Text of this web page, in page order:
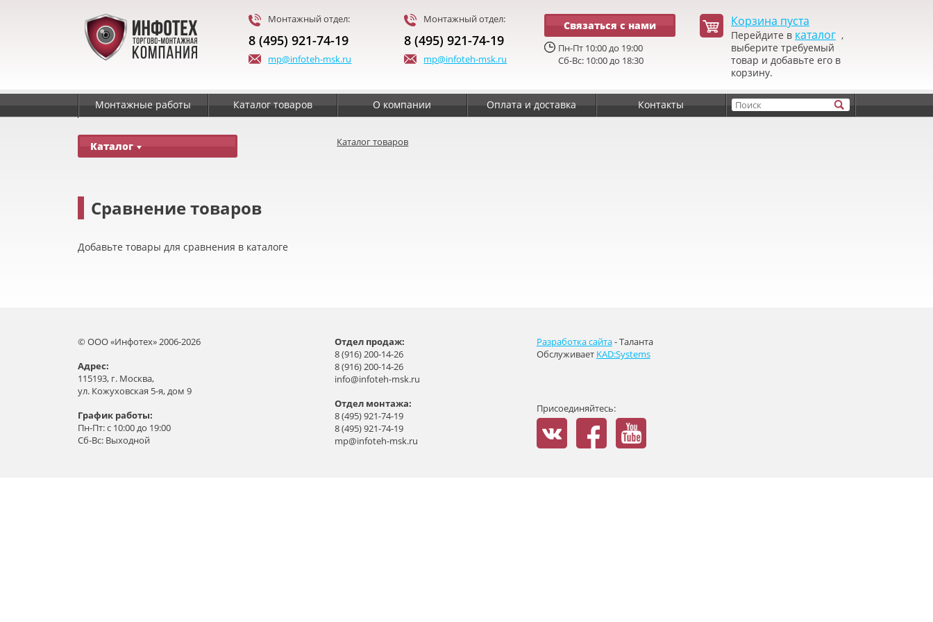
Монтажный отдел:
8 (495) 921-74-19
mp@infoteh-msk.ru
Монтажный отдел:
8 (495) 921-74-19
mp@infoteh-msk.ru
Связаться с нами
Пн-Пт 10:00 до 19:00
Сб-Вс: 10:00 до 18:30
Корзина пуста
Перейдите в каталог ,
выберите требуемый
товар и добавьте его в
корзину.
Монтажные работы Каталог товаров О компании Оплата и доставка Контакты
Каталог Каталог товаров
Сравнение товаров
Добавьте товары для сравнения в каталоге
© ООО «Инфотех» 2006-2026
Aдрес:
115193, г. Москва,
ул. Кожуховская 5-я, дом 9
График работы:
Пн-Пт: с 10:00 до 19:00
Сб-Вс: Выходной
Отдел продаж:
8 (916) 200-14-26
8 (916) 200-14-26
info@infoteh-msk.ru
Отдел монтажа:
8 (495) 921-74-19
8 (495) 921-74-19
mp@infoteh-msk.ru
Разработка сайта- Таланта
Обслуживает KAD:Systems
Присоединяйтесь: